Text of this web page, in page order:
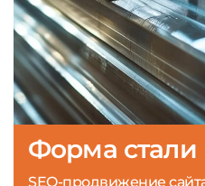
Форма стали
SEO-продвижение